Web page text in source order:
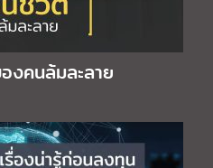
งคนล้มละลาย